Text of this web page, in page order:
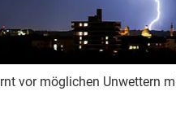
vor möglichen Unwettern